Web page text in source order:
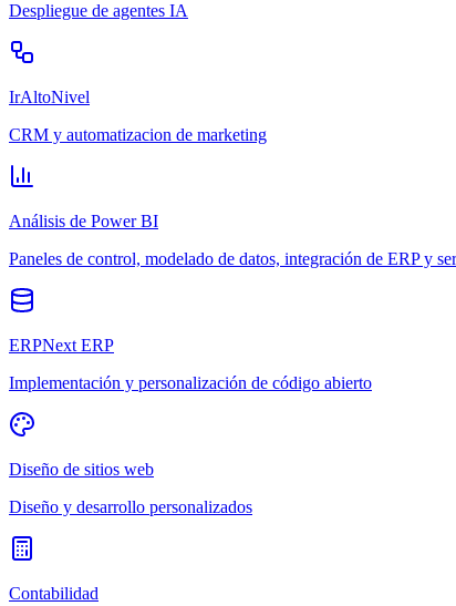
Despliegue de agentes IA
IrAltoNivel
CRM y automatizacion de marketing
Análisis de Power BI
Paneles de control, modelado de datos, integración de ERP y
ERPNext ERP
Implementación y personalización de código abierto
Diseño de sitios web
Diseño y desarrollo personalizados
Contabilidad